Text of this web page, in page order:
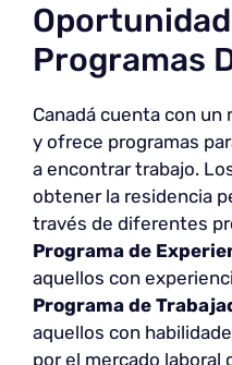
Programas
Canadá cuenta con un
y ofrece programas
a encontrar trabajo.
obtener la residencia
través de diferentes
Programa de
aquellos con
Programa de
aquellos con
por el mercado laboral